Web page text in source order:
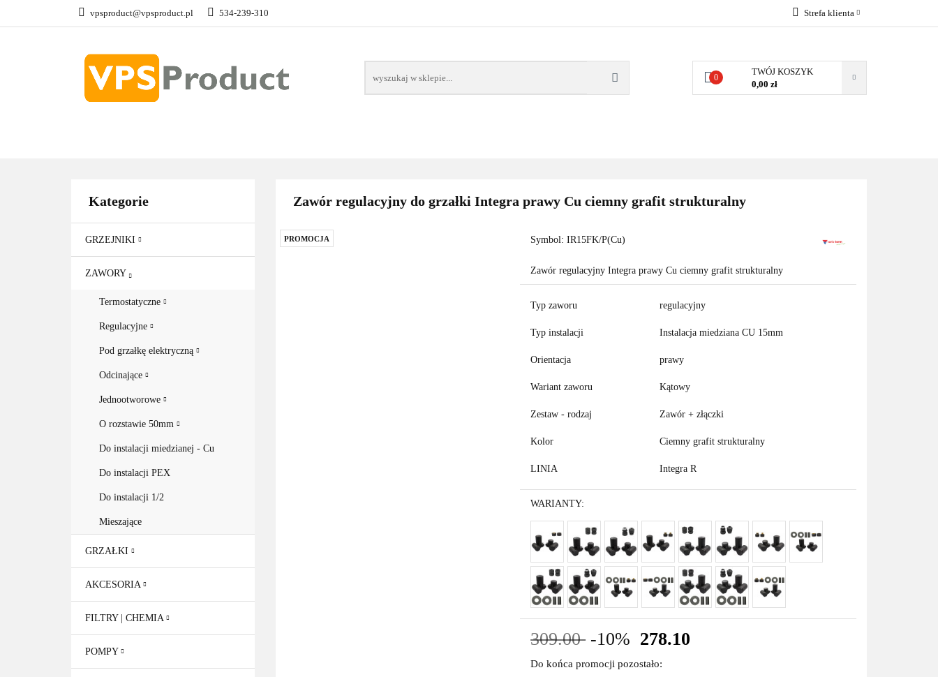
vpsproduct@vpsproduct.pl 534-239-310 Strefa klienta
Zarejestruj się
0
TWÓJ KOSZYK
0,00 zł
GRZEJNIKI
Kategorie
GRZEJNIKI
ZAWORY
Termostatyczne
Regulacyjne
Pod grzałkę elektryczną
Odcinające
Jednootworowe
O rozstawie 50mm
Do instalacji miedzianej - Cu
Do instalacji PEX
Do instalacji 1/2
Mieszające
GRZAŁKI
AKCESORIA
FILTRY | CHEMIA
POMPY
Zawór regulacyjny do grzałki Integra prawy Cu ciemny grafit strukturalny
PROMOCJA Symbol:IR15FK/P(Cu)
Zawór regulacyjny Integra prawy Cu ciemny grafit strukturalny
Typ zaworu regulacyjny
Typ instalacji Instalacja miedziana CU 15mm
Orientacja prawy
Wariant zaworu Kątowy
Zestaw - rodzaj Zawór + złączki
Kolor Ciemny grafit strukturalny
LINIA Integra R
WARIANTY:
309.00 -10% 278.10
Do końca promocji pozostało: